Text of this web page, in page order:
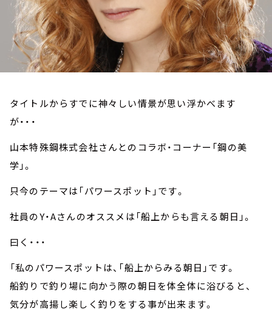
タイトルからすでに神々しい情景が思い浮かべます
が・・・
山本特殊鋼株式会社さんとのコラボ・コーナー「鋼の美
学」。
只今のテーマは「パワースポット」です。
社員のY・Aさんのオススメは「船上からも言える朝日」。
曰く・・・
「私のパワースポットは、「船上からみる朝日」です。
船釣りで釣り場に向かう際の朝日を体全体に浴びると、
気分が高揚し楽しく釣りをする事が出来ます。